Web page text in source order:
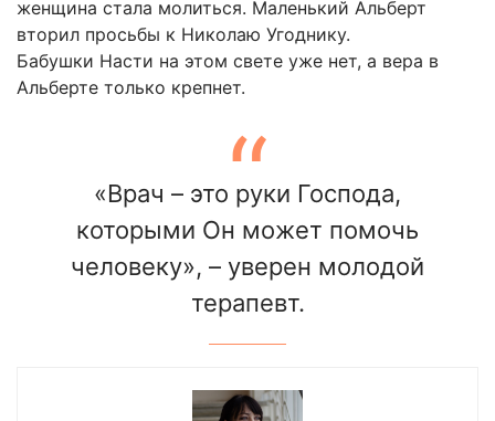
женщина стала молиться. Маленький Альберт
вторил просьбы к Николаю Угоднику.
Бабушки Насти на этом свете уже нет, а вера в
Альберте только крепнет.
«Врач – это руки Господа,
которыми Он может помочь
человеку», – уверен молодой
терапевт.